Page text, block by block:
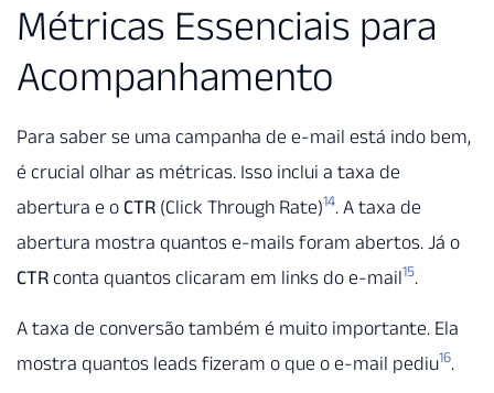
Métricas Essenciais para
Acompanhamento
Para saber se uma campanha de e-mail está indo bem,
é crucial olhar as métricas. Isso inclui a taxa de
abertura e o CTR (Click Through Rate)14. A taxa de
abertura mostra quantos e-mails foram abertos. Já o
CTR conta quantos clicaram em links do e-mail15.
A taxa de conversão também é muito importante. Ela
mostra quantos leads fizeram o que o e-mail pediu16.